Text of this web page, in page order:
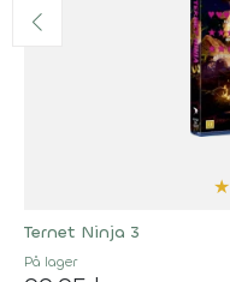
★
Ternet Ninja 3
På lager